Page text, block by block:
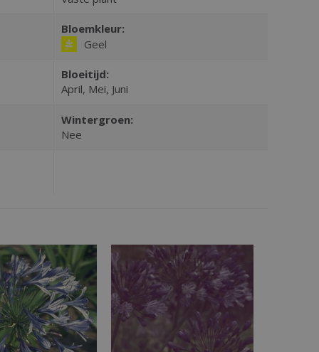
Bloemkleur:
Geel
Bloeitijd:
April, Mei, Juni
Wintergroen:
Nee